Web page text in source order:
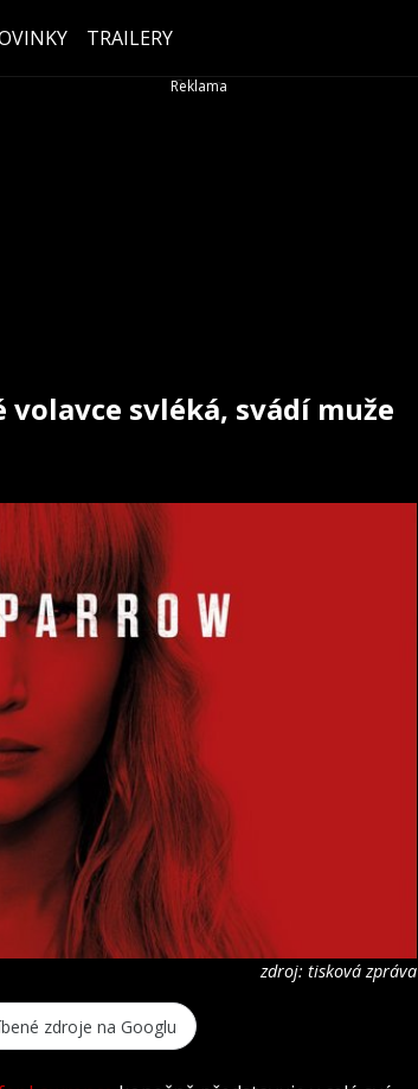
TRAILERY
volavce svléká, svádí muže
zdroj: tisková zpráva
zdroje na Googlu